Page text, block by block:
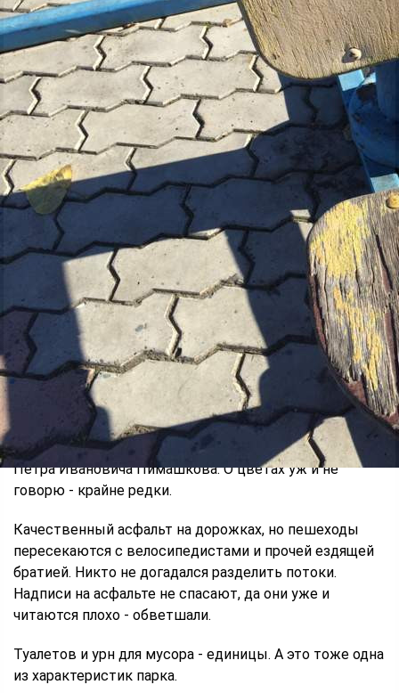
"Остров Татышев — место, которое любят
красноярцы всех возрастов", - читаю на сайте
http://tatyshev.ru/.
Я тоже прогулялся по острову с внуком. Поверьте, не
впечатлило.
Самое красивые места, на мой взгляд, у воды. Но
спуски к протоке не оборудованы. Во всяком случае, я
их не увидел. Представляю, что творится здесь после
дождя.
Растительность запущенная, разве что траву летом
косили - это заметно. Но в целом озеленители, как
мне показалось, активно не работали здесь со времён
Петра Ивановича Пимашкова. О цветах уж и не
говорю - крайне редки.
Качественный асфальт на дорожках, но пешеходы
пересекаются с велосипедистами и прочей ездящей
братией. Никто не догадался разделить потоки.
Надписи на асфальте не спасают, да они уже и
читаются плохо - обветшали.
Туалетов и урн для мусора - единицы. А это тоже одна
из характеристик парка.